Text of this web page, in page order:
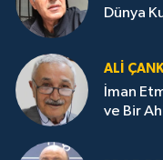
Dünya
ALI
İman
ve Bir